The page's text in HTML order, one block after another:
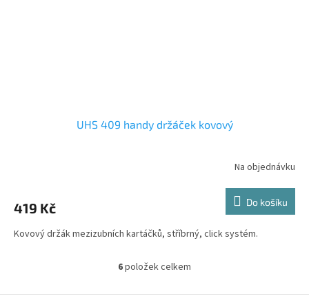
UHS 409 handy držáček kovový
Na objednávku
419 Kč Do košíku
Kovový držák mezizubních kartáčků, stříbrný, click systém.
O
6položek celkem